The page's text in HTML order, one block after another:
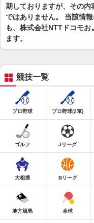
期しておりますが、その
ではありません。 当該情
も、株式会社NTTドコモ
ます。
競技一覧
プロ野球 プロ野球(2軍)
ゴルフ Jリーグ
大相撲 Bリーグ
地方競馬 卓球